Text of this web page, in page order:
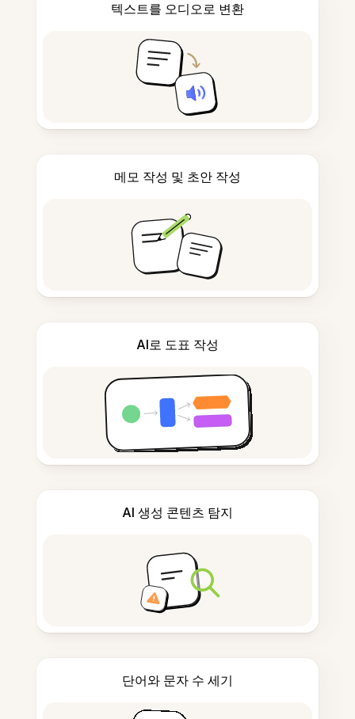
텍스트를 오디오로 변환
메모 작성 및 초안 작성
AI로 도표 작성
AI 생성 콘텐츠 탐지
단어와 문자 수 세기